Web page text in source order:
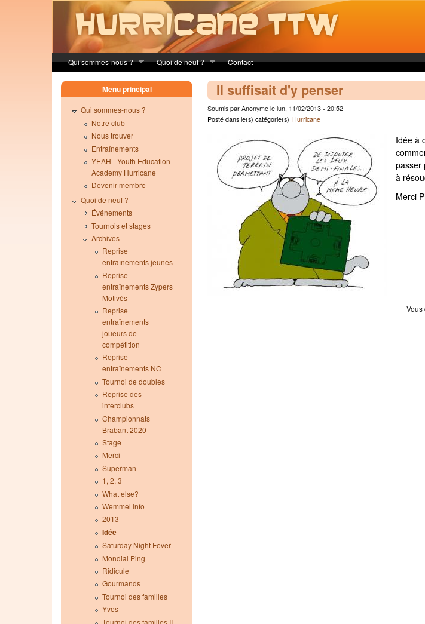
Qui sommes-nous ? Quoi de neuf ? Contact
Il suffisait d'y penser
Soumis par Anonyme le lun, 11/02/2013 - 20:52
Posté dans le(s) catégorie(s) Hurricane
Idée à
passer
à
Merci
Vous
Menu principal
Qui sommes-nous ?
Notre club
Nous trouver
Entraînements
YEAH - Youth Education
Academy Hurricane
Devenir membre
Quoi de neuf ?
Événements
Tournois et stages
Archives
Reprise
entraînements jeunes
Reprise
entraînements Zypers
Motivés
Reprise
entraînements
joueurs de
compétition
Reprise
entraînements NC
Tournoi de doubles
Reprise des
interclubs
Championnats
Brabant 2020
Stage
Merci
Superman
1, 2, 3
What else?
Wemmel Info
2013
Idée
Saturday Night Fever
Mondial Ping
Ridicule
Gourmands
Tournoi des familles
Yves
Tournoi des familles II